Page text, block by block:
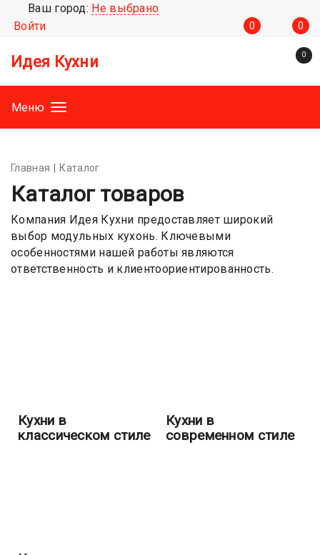
Ваш город: Не выбрано
Войти
0 0
Идея Кухни 0
Меню
Главная Каталог
Каталог товаров
Компания Идея Кухни предоставляет широкий
выбор модульных кухонь. Ключевыми
особенностями нашей работы являются
ответственность и клиентоориентированность.
Кухни в
классическом стиле
Кухни в
современном стиле